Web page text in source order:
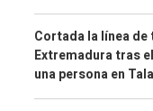
Cortada la línea
Extremadura tras
una persona en